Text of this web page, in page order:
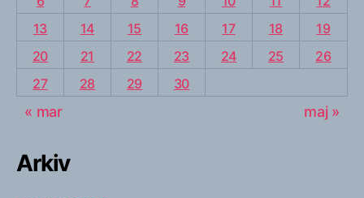
13
14 15 16 17 18
19
20
21 22 23 24 25
26
27
28 29 30
« mar maj »
Arkiv